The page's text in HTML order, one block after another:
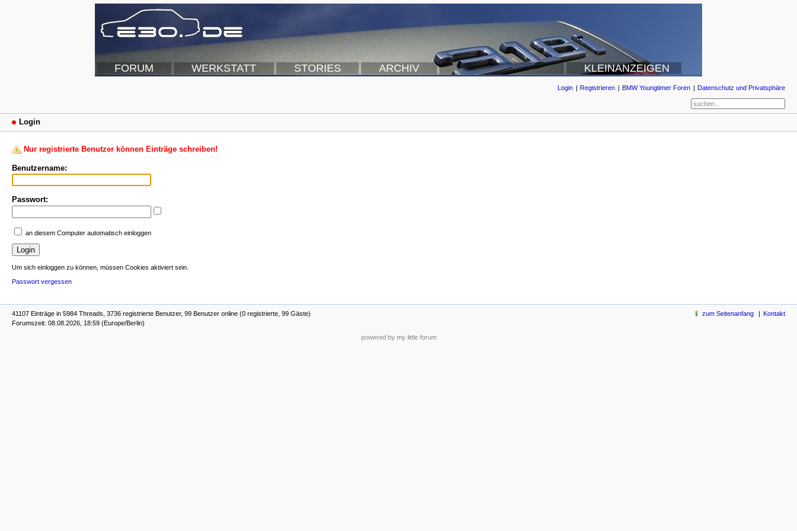
FORUM WERKSTATT STORIES ARCHIV KLEINANZEIGEN
Login Registrieren BMW Youngtimer Foren Datenschutz und Privatsphäre
Login
Nur registrierte Benutzer können Einträge schreiben!
Benutzername:
Passwort:
an diesem Computer automatisch einloggen
Um sich einloggen zu können, müssen Cookies aktiviert sein.
Passwort vergessen
41107 Einträge in 5984 Threads, 3736 registrierte Benutzer, 99 Benutzer online (0 registrierte, 99 Gäste)
Forumszeit: 08.08.2026, 18:59 (Europe/Berlin)
zum Seitenanfang Kontakt
powered by my little forum